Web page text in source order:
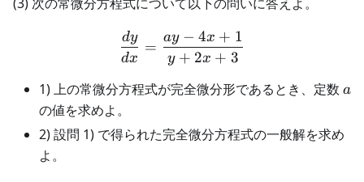
\frac{dy}{dx} =
dx
dy
=
y + 2x + 3
ay − 4x + 1
1) 上の常微分方程式が完全微分形であるとき、定数 a
a
の値を求めよ。
2) 設問 1) で得られた完全微分方程式の一般解を求め
よ。